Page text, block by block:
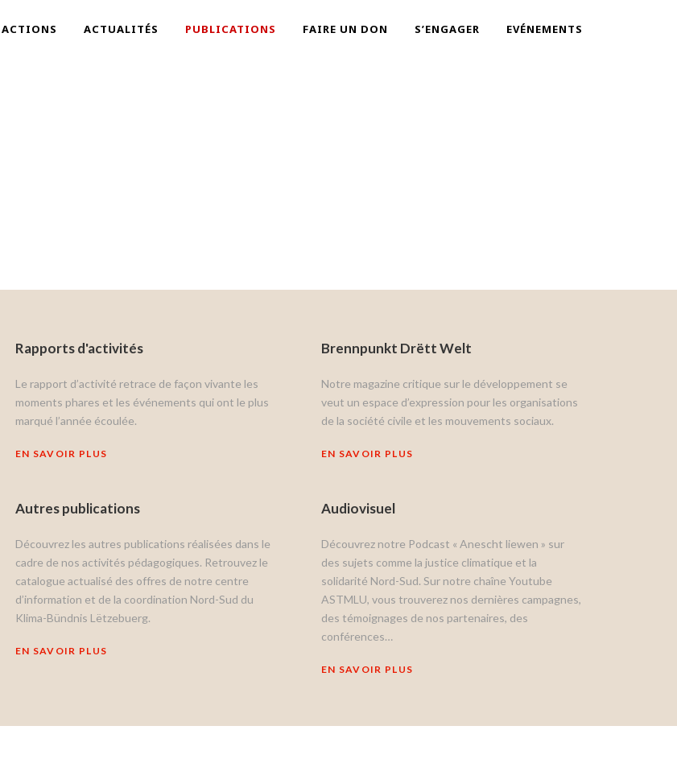
ACTIONS ACTUALITÉS PUBLICATIONS FAIRE UN DON S’ENGAGER EVÉNEMENTS
Rapports d'activités
Le rapport d’activité retrace de façon vivante les
moments phares et les événements qui ont le plus
marqué l’année écoulée.
EN SAVOIR PLUS
Brennpunkt Drëtt Welt
Notre magazine critique sur le développement se
veut un espace d’expression pour les organisations
de la société civile et les mouvements sociaux.
EN SAVOIR PLUS
Autres publications
Découvrez les autres publications réalisées dans le
cadre de nos activités pédagogiques. Retrouvez le
catalogue actualisé des offres de notre centre
d’information et de la coordination Nord-Sud du
Klima-Bündnis Lëtzebuerg.
EN SAVOIR PLUS
Audiovisuel
Découvrez notre Podcast « Anescht liewen » sur
des sujets comme la justice climatique et la
solidarité Nord-Sud. Sur notre chaîne Youtube
ASTMLU, vous trouverez nos dernières campagnes,
des témoignages de nos partenaires, des
conférences…
EN SAVOIR PLUS